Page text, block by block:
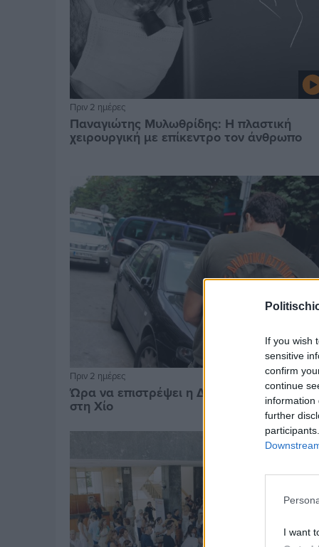
If you wish
sensitive
confirm
continue
information
further
I want
Πριν 2 ημέρες
Παναγιώτης Μυλωθρίδης: Η πλαστική
χειρουργική με επίκεντρο τον άνθρωπο
Πριν 2 ημέρες
Ώρα να επιστρέψει η Δημοτική Αστυνομία
στη Χίο